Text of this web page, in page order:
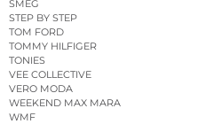
SMEG
STEP BY STEP
TOM FORD
TOMMY HILFIGER
TONIES
VEE COLLECTIVE
VERO MODA
WEEKEND MAX MARA
WMF